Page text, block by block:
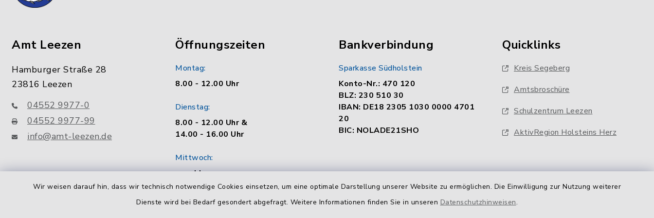
Wir weisen darauf hin, dass wir technisch notwendige Cookies einsetzen, um eine optimale Darstellung unserer Website zu ermöglichen. Die Einwilligung zur Nutzung weiterer
Dienste wird bei Bedarf gesondert abgefragt. Weitere Informationen finden Sie in unseren Datenschutzhinweisen.
Amt Leezen
Hamburger Straße 28
23816 Leezen
04552 9977-0
04552 9977-99
info@amt-leezen.de
Öffnungszeiten
Montag:
8.00 - 12.00 Uhr
Dienstag:
8.00 - 12.00 Uhr &
14.00 - 16.00 Uhr
Mittwoch:
geschlossen
Bankverbindung
Sparkasse Südholstein
Konto-Nr.: 470 120
BLZ: 230 510 30
IBAN: DE18 2305 1030 0000 4701
20
BIC: NOLADE21SHO
Quicklinks
Kreis Segeberg
Amtsbroschüre
Schulzentrum Leezen
AktivRegion Holsteins Herz